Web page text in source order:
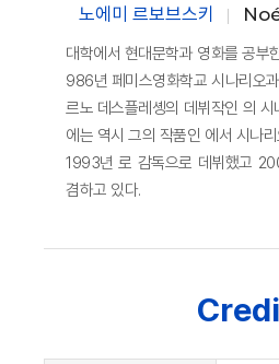
노에미 르보브스키
대학에서 현대문학과 영화를 공부
986년 페미스영화학교 시나리오
르노 데스플레솅의 데뷔작인 의
에는 역시 그의 작품인 에서 시나
1993년 로 감독으로 데뷔했고
겸하고 있다.